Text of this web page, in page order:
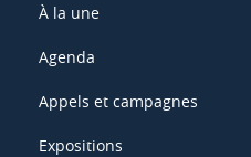
À la une
Agenda
Appels et campagnes
Expositions